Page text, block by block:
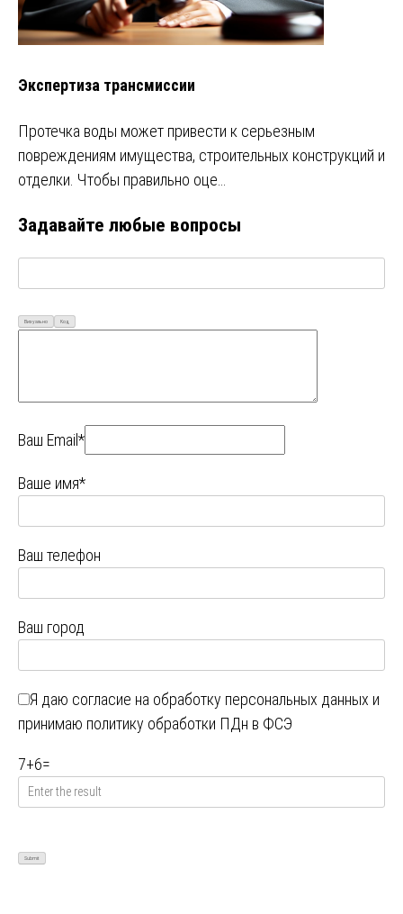
Экспертиза трансмиссии
Протечка воды может привести к серьезным
повреждениям имущества, строительных конструкций и
отделки. Чтобы правильно оце…
Задавайте любые вопросы
Визуально Код
Ваш Email*
Ваше имя*
Ваш телефон
Ваш город
Я даю согласие на обработку персональных данных и
принимаю политику обработки ПДн в ФСЭ
7+6=